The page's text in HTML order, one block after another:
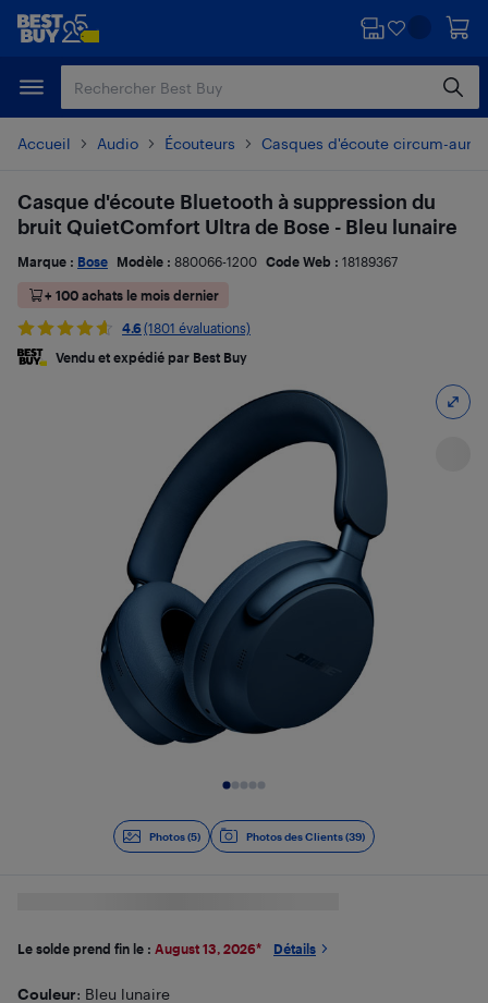
Passer
principal
Passer
Accueil Audio Écouteurs Casques d'écoute circum-
Photos (5) Photos des Clients (39)
Casque d'écoute Bluetooth à suppression du
bruit QuietComfort Ultra de Bose - Bleu lunaire
Marque : Bose Modèle : 880066-1200 Code Web : 18189367
+ 100 achats le mois dernier
4.6 (1801 évaluations)
Vendu et expédié par Best Buy
Le solde prend fin le : August 13, 2026* Détails
Couleur: Bleu lunaire